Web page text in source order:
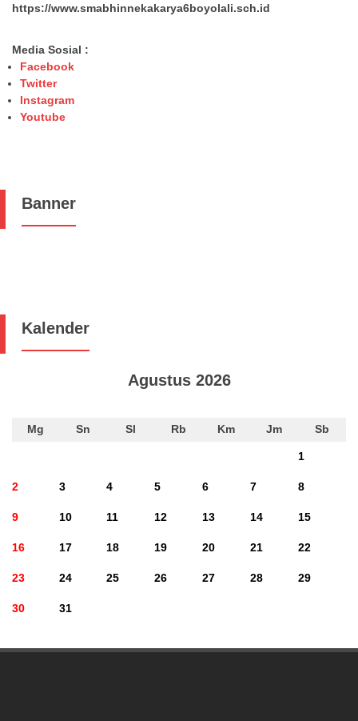
https://www.smabhinnekakarya6boyolali.sch.id
Media Sosial :
Facebook
Twitter
Instagram
Youtube
Banner
Kalender
Agustus 2026
Mg Sn Sl Rb Km Jm Sb
1
2 3 4 5 6 7 8
9 10 11 12 13 14 15
16 17 18 19 20 21 22
23 24 25 26 27 28 29
30 31